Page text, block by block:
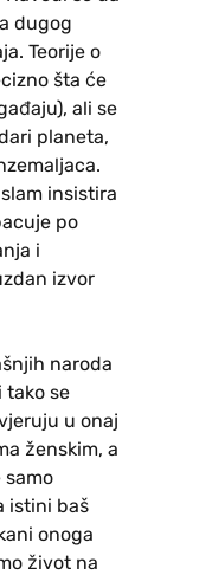
dugog
Teorije o
šta će
ali se
planeta,
insistira
po
i
izvor
naroda
tako se
u onaj
ženskim, a
samo
istini baš
onoga
život na